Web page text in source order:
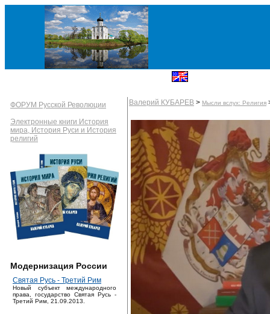
ФОРУМ Русской Революции
Электронные книги История
мира, История Руси и История
религий
Модернизация России
Святая Русь - Третий Рим
Новый субъект международного
права, государство Святая Русь -
Третий Рим, 21.09.2013.
Валерий КУБАРЕВ > Мысли вслух: Религия